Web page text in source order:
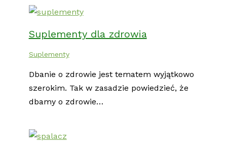
Suplementy dla zdrowia
Suplementy
Dbanie o zdrowie jest tematem wyjątkowo
szerokim. Tak w zasadzie powiedzieć, że
dbamy o zdrowie…